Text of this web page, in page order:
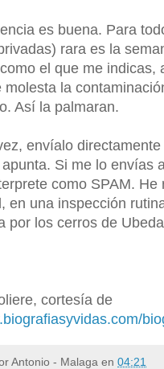
es buena. Para
rara es la
el que me
molesta la
Así la palmaran.
envíalo
Si me lo envías
como SPAM.
en una inspección
por los cerros de
cortesía de
Antonio - Malaga en 04:21